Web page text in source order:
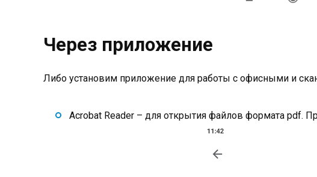
Через приложение
Либо установим приложение для работы с офисными и
Acrobat Reader – для открытия файлов формата pdf.